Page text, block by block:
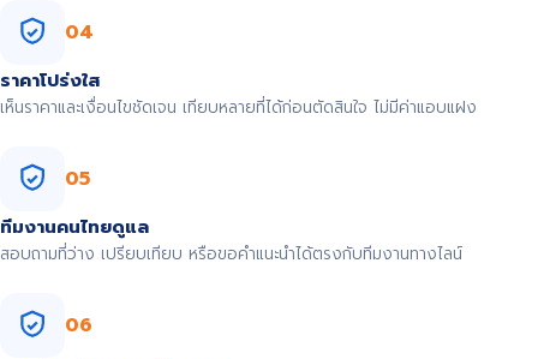
04
ราคาโปร่งใส
เห็นราคาและเงื่อนไขชัดเจน เทียบหลายที่ได้ก่อนตัดสินใจ ไม่มีค่าแอบแฝง
05
ทีมงานคนไทยดูแล
สอบถามที่ว่าง เปรียบเทียบ หรือขอคำแนะนำได้ตรงกับทีมงานทางไลน์
06